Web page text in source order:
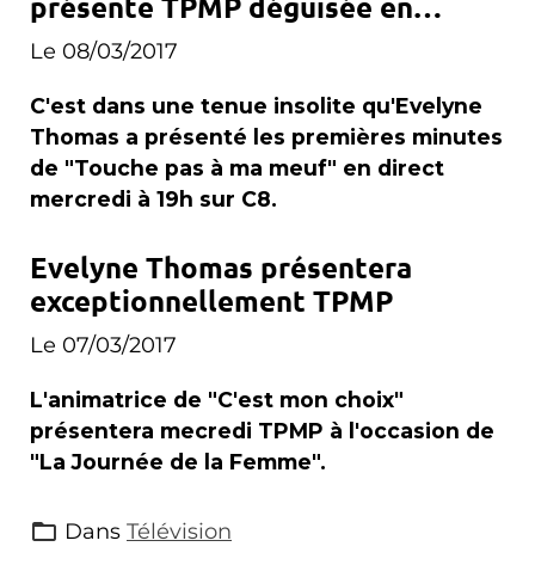
carotte
Le 08/03/2017
C'est dans une tenue insolite qu'Evelyne
Thomas a présenté les premières minutes
de "Touche pas à ma meuf" en direct
mercredi à 19h sur C8.
Evelyne Thomas présentera
exceptionnellement TPMP
Le 07/03/2017
L'animatrice de "C'est mon choix"
présentera mecredi TPMP à l'occasion de
"La Journée de la Femme".
Dans Télévision